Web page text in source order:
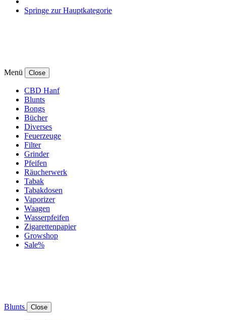
Springe zur Hauptkategorie
Menü Close
CBD Hanf
Blunts
Bongs
Bücher
Diverses
Feuerzeuge
Filter
Grinder
Pfeifen
Räucherwerk
Tabak
Tabakdosen
Vaporizer
Waagen
Wasserpfeifen
Zigarettenpapier
Growshop
Sale%
Blunts Close